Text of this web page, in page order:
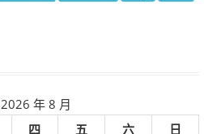
2026 年 8 月
四 五 六 日